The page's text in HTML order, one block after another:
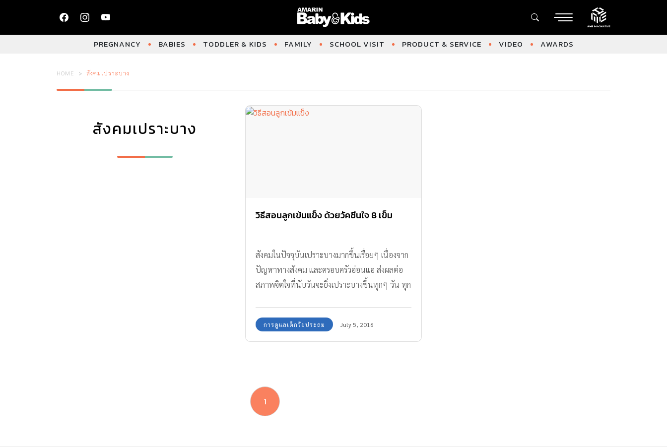
PREGNANCY BABIES TODDLER & KIDS FAMILY SCHOOL VISIT PRODUCT & SERVICE VIDEO AWARDS
HOME สังคมเปราะบาง
สังคมเปราะบาง
วิธีสอนลูกเข้มแข็ง ด้วยวัคซีนใจ 8 เข็ม
สังคมในปัจจุบันเปราะบางมากขึ้นเรื่อยๆ เนื่องจาก
ปัญหาทางสังคม และครอบครัวอ่อนแอ ส่งผลต่อ
สภาพจิตใจที่นับวันจะยิ่งเปราะบางขึ้นทุกๆ วัน ทุก
แข็ง ได้อย่างไร
การดูแลเด็กวัยประถม July 5, 2016
1